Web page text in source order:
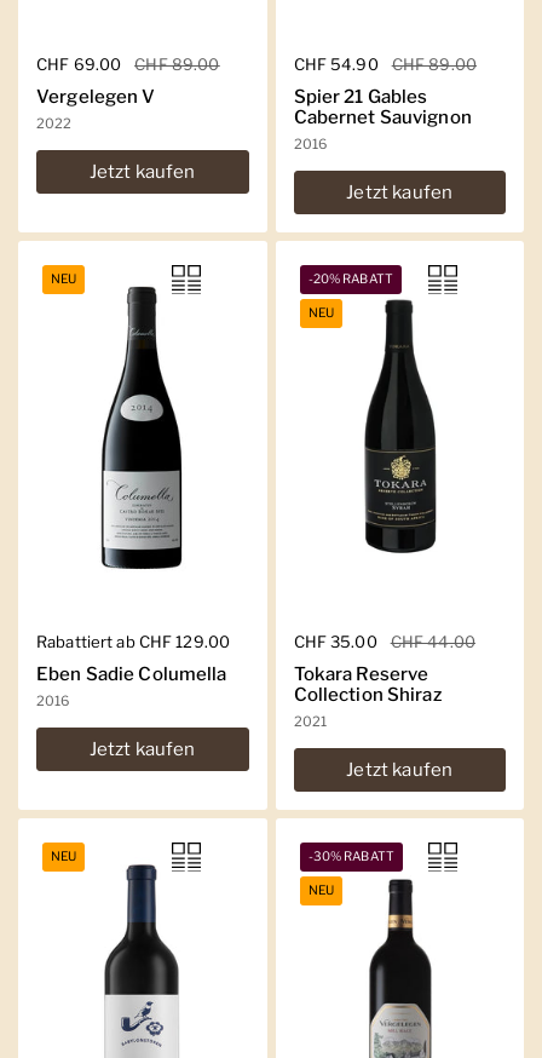
Regulärer Preis
CHF 69.00 Sale-Preis
CHF 89.00
Vergelegen V
2022
Jetzt kaufen
Regulärer Preis
CHF 54.90 Sale-Preis
CHF 89.00
Spier 21 Gables
Cabernet Sauvignon
2016
Jetzt kaufen
Regulärer Preis
Rabattiert ab CHF 129.00
Eben Sadie Columella
2016
Jetzt kaufen
NEU
Regulärer Preis
CHF 35.00 Sale-Preis
CHF 44.00
Tokara Reserve
Collection Shiraz
2021
Jetzt kaufen
-20% RABATT
NEU
NEU -30% RABATT
NEU